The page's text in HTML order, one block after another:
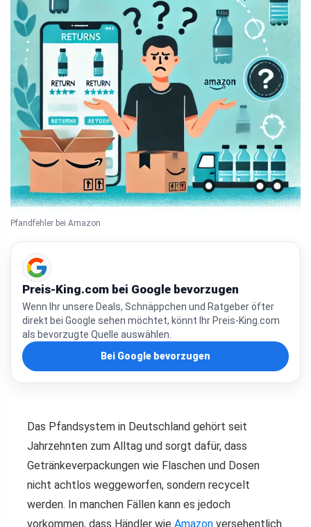
Pfandfehler bei Amazon
Preis-King.com bei Google bevorzugen
Wenn Ihr unsere Deals, Schnäppchen und Ratgeber öfter
direkt bei Google sehen möchtet, könnt Ihr Preis-King.com
als bevorzugte Quelle auswählen.
Bei Google bevorzugen
Das Pfandsystem in Deutschland gehört seit
Jahrzehnten zum Alltag und sorgt dafür, dass
Getränkeverpackungen wie Flaschen und Dosen
nicht achtlos weggeworfen, sondern recycelt
werden. In manchen Fällen kann es jedoch
vorkommen, dass Händler wie Amazon versehentlich